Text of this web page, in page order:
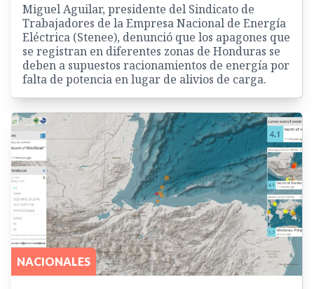
Miguel Aguilar, presidente del Sindicato de
Trabajadores de la Empresa Nacional de Energía
Eléctrica (Stenee), denunció que los apagones que
se registran en diferentes zonas de Honduras se
deben a supuestos racionamientos de energía por
falta de potencia en lugar de alivios de carga.
NACIONALES